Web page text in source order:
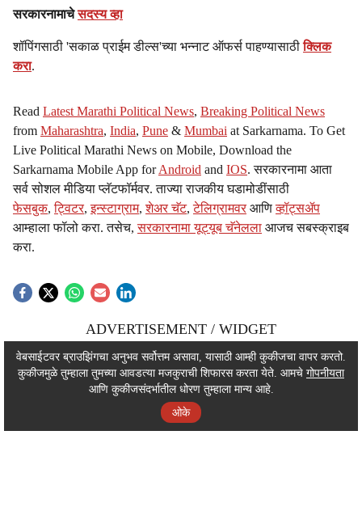
सरकारनामाचेसदस्य व्हा
शॉपिंगसाठी 'सकाळ प्राईम डील्स'च्या भन्नाट ऑफर्स पाहण्यासाठीक्लिक
करा.
Read Latest Marathi Political News, Breaking Political News
from Maharashtra, India, Pune & Mumbai at Sarkarnama. To Get
Live Political Marathi News on Mobile, Download the
Sarkarnama Mobile App forAndroid and IOS. सरकारनामा आता
सर्व सोशल मीडिया प्लॅटफॉर्मवर. ताज्या राजकीय घडामोडींसाठी
फेसबुक,ट्विटर,इन्स्टाग्राम,शेअर चॅट,टेलिग्रामवर आणिव्हॉट्सॲप
आम्हाला फॉलो करा. तसेच,सरकारनामा यूट्यूब चॅनेलला आजच सबस्क्राइब
करा.
ADVERTISEMENT / WIDGET
ADVERTISEMENT / WIDGET
ADVERTISEMENT / WIDGET
वेबसाईटवर ब्राउझिंगचा अनुभव सर्वोत्तम असावा, यासाठी आम्ही कुकीजचा वापर करतो.
कुकीजमुळे तुम्हाला तुमच्या आवडत्या मजकुराची शिफारस करता येते. आमचे गोपनीयता
आणि कुकीजसंदर्भातील धोरण तुम्हाला मान्य आहे.
ओके